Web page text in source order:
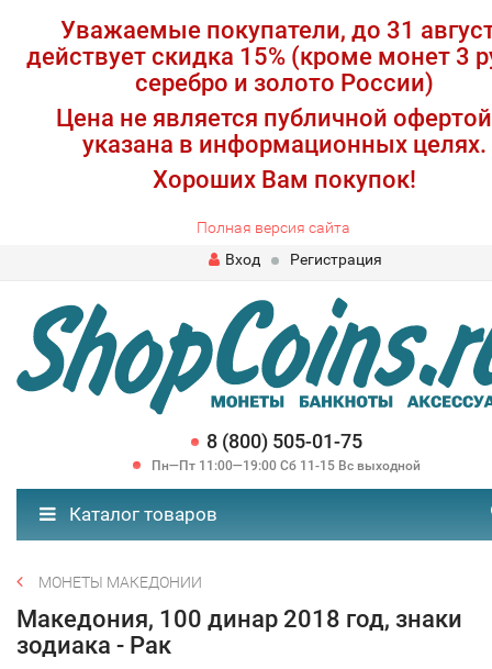
Уважаемые покупатели, до 31
действует скидка 15% (кроме монет 3
серебро и золото России)
Цена не является публичной
указана в информационных целях.
Хороших Вам покупок!
Полная версия сайта
Вход
Регистрация
8 (800) 505-01-75
Пн—Пт 11:00—19:00 Сб 11-15 Вс выходной
Каталог товаров
МОНЕТЫ МАКЕДОНИИ
Македония, 100 динар 2018 год, знаки
зодиака - Рак